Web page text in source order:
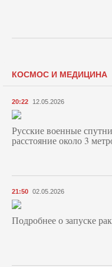
КОСМОС И МЕДИЦИНА
20:22 12.05.2026
Русские военные
расстояние около 3
21:50 02.05.2026
Подробнее о запуске